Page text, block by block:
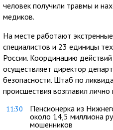
человек получили травмы и
медиков.
На месте работают
специалистов и 23 единицы
России. Координацию
осуществляет директор
безопасности. Штаб по
происшествия возглавил лично
11:30
Пенсионерка из
около 14,5 миллиона
мошенников